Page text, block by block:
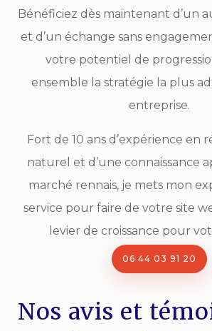
Bénéficiez dès maintenant d’un
et d’un échange sans
votre potentiel de
ensemble la stratégie la plus
entreprise.
Fort de 10 ans d’expérience en
naturel et d’une connaissance
marché rennais, je mets mon
service pour faire de votre site
levier de croissance pour
06 44 03 91 20
Nos avis et